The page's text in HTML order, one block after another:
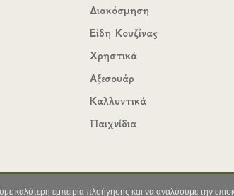
καλύτερη εμπειρία πλοήγησης και να αναλύουμε την
Διακόσμηση
Είδη Κουζίνας
Χρηστικά
Αξεσουάρ
Καλλυντικά
Παιχνίδια
Copyright ©2022 All